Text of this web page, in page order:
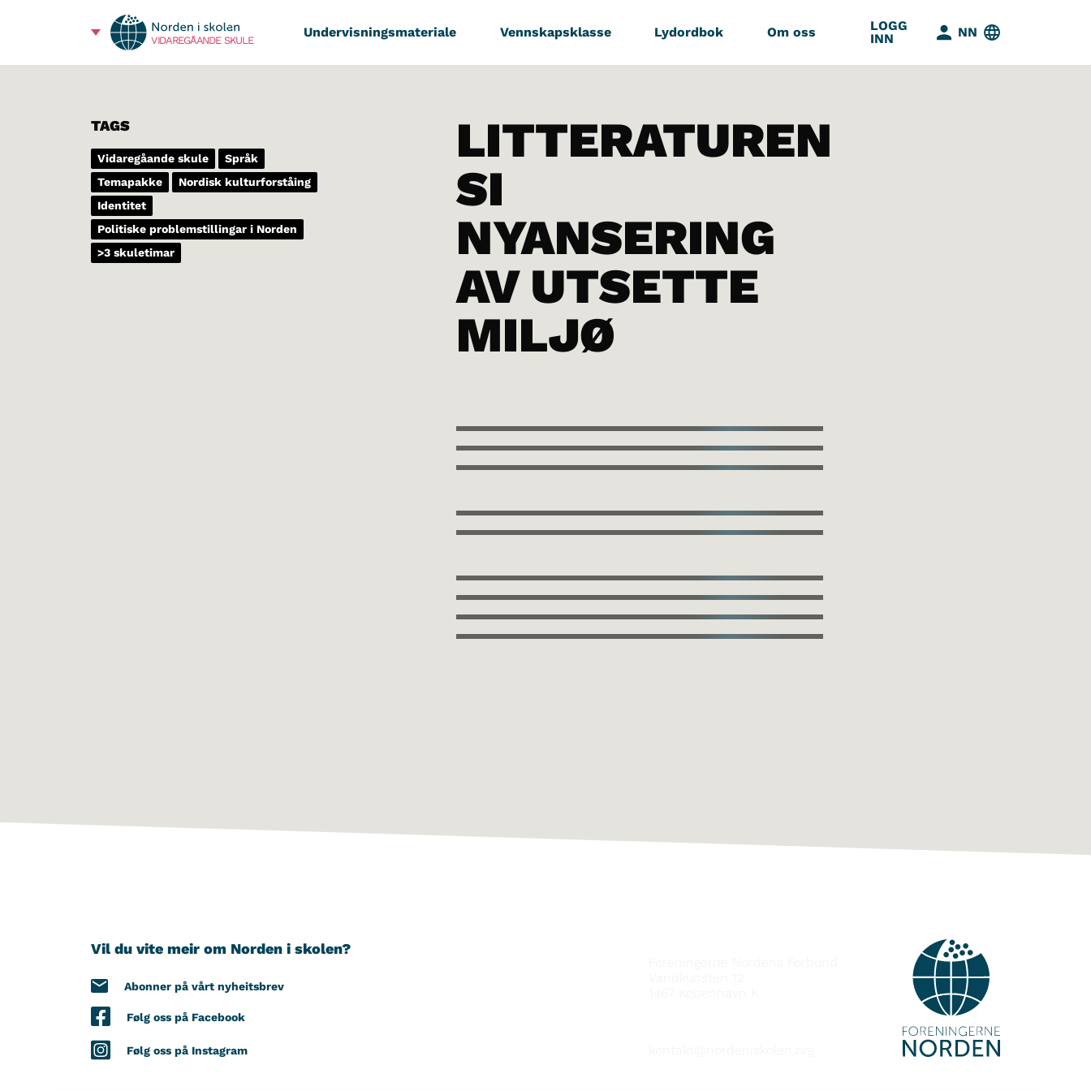
VIDAREGÅANDE SKULE
Undervisningsmateriale Vennskapsklasse Lydordbok Om oss
LOGG
INN
NN
TAGS
Vidaregåande skule
Språk
Temapakke
Nordisk kulturforståing
Identitet
Politiske problemstillingar i Norden
>3 skuletimar
LITTERATUREN
SI
NYANSERING
AV UTSETTE
MILJØ
Vil du vite meir om Norden i skolen?
Abonner på vårt nyheitsbrev
Følg oss på Facebook
Følg oss på Instagram